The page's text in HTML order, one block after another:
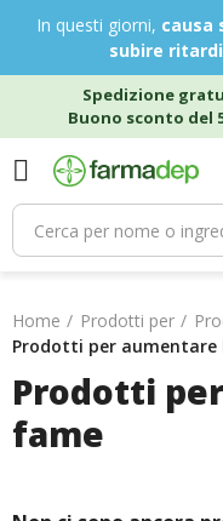
In questi giorni, causa
subire
Spedizione
Buono sconto del
Home Prodotti per
Prodotti per aumentare
Prodotti
fame